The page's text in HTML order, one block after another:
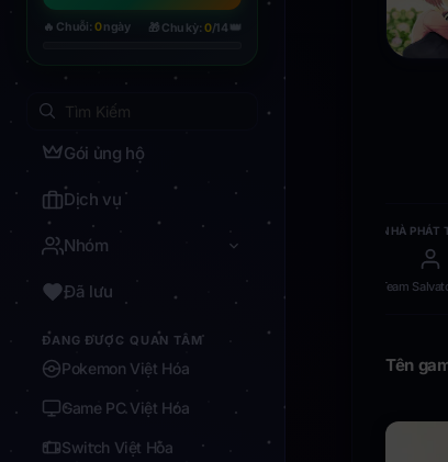
🔥 Chuỗi: 0ngày 🎁 Chu kỳ:0/14 👑
Gói ủng hộ
Dịch vụ
Nhóm
Đã lưu
ĐANG ĐƯỢC QUAN TÂM
Pokemon Việt Hóa
Game PC Việt Hóa
Switch Việt Hóa
NHÀ PHÁT
Tên